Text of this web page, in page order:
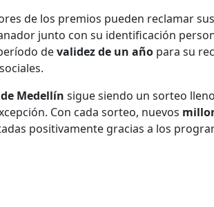
de los premios pueden reclamar
junto con su identificación
devalidez de un año para su
Medellín sigue siendo un sorteo
Con cada sorteo, nuevos
positivamente gracias a los